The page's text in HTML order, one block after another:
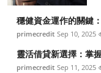
穩健資金運作的關鍵
primecredit Sep 10, 2025
靈活借貸新選擇：掌
primecredit Sep 11, 2025